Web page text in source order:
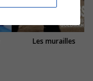
Les murailles